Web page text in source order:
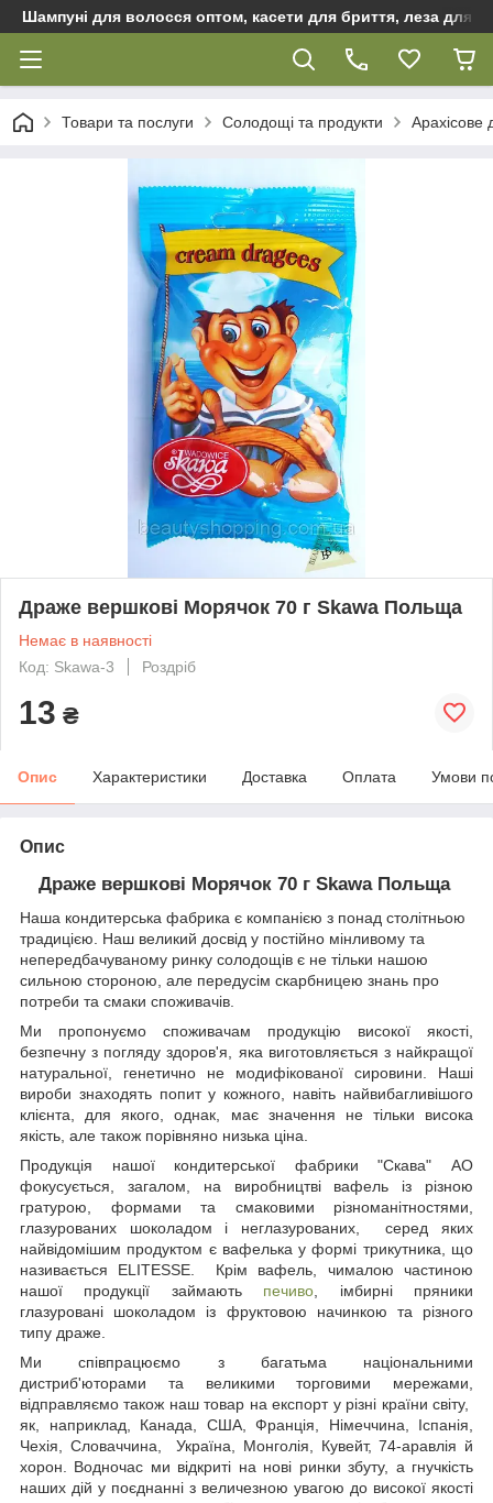
Шампуні для волосся оптом, касети для бриття, леза для
Товари та послуги Солодощі та продукти Арахісове
Драже вершкові Морячок 70 г Skawa Польща
Немає в наявності
Код: Skawa-3
Роздріб
13 ₴
Опис Характеристики Доставка Оплата Умови
Опис
Драже вершкові Морячок 70 г Skawa Польща
Наша кондитерська фабрика є компанією з понад столітньою
традицією. Наш великий досвід у постійно мінливому та
непередбачуваному ринку солодощів є не тільки нашою
сильною стороною, але передусім скарбницею знань про
потреби та смаки споживачів.
Ми пропонуємо споживачам продукцію високої якості,
безпечну з погляду здоров'я, яка виготовляється з найкращої
натуральної, генетично не модифікованої сировини. Наші
вироби знаходять попит у кожного, навіть найвибагливішого
клієнта, для якого, однак, має значення не тільки висока
якість, але також порівняно низька ціна.
Продукція нашої кондитерської фабрики "Скава" AО
фокусується, загалом, на виробництві вафель із різною
гратурою, формами та смаковими різноманітностями,
глазурованих шоколадом і неглазурованих, серед яких
найвідомішим продуктом є вафелька у формі трикутника, що
називається ELITESSE. Крім вафель, чималою частиною
нашої продукції займають печиво , імбирні пряники
глазуровані шоколадом із фруктовою начинкою та різного
типу драже.
Ми співпрацюємо з багатьма національними
дистриб'юторами та великими торговими мережами,
відправляємо також наш товар на експорт у різні країни світу,
як, наприклад, Канада, США, Франція, Німеччина, Іспанія,
Чехія, Словаччина, Україна, Монголія, Кувейт, 74-аравлія й
хорон. Водночас ми відкриті на нові ринки збуту, а гнучкість
наших дій у поєднанні з величезною увагою до високої якості